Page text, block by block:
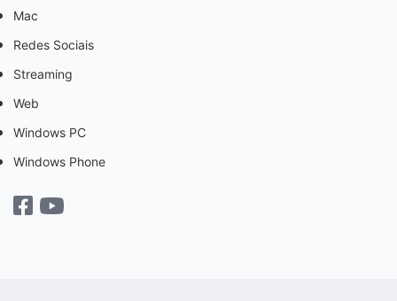
Mac
Redes Sociais
Streaming
Web
Windows PC
Windows Phone